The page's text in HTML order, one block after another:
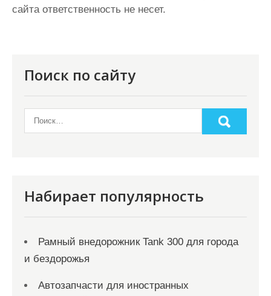
сайта ответственность не несет.
Поиск по сайту
Набирает популярность
Рамный внедорожник Tank 300 для города
и бездорожья
Автозапчасти для иностранных